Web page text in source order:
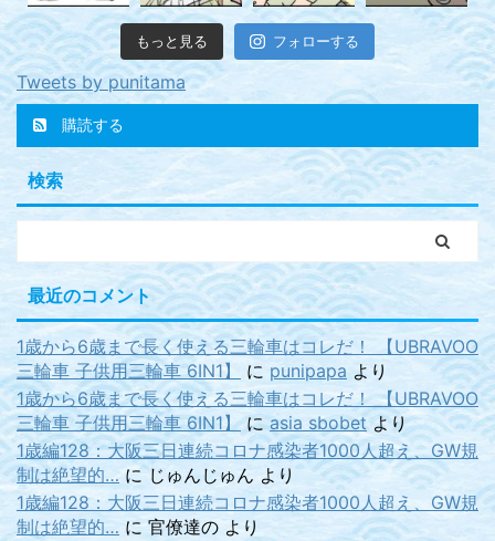
もっと見る フォローする
Tweets by punitama
購読する
検索
最近のコメント
1歳から6歳まで長く使える三輪車はコレだ！ 【UBRAVOO
三輪車 子供用三輪車 6IN1】
に punipapa より
1歳から6歳まで長く使える三輪車はコレだ！ 【UBRAVOO
三輪車 子供用三輪車 6IN1】 にasia sbobet より
1歳編128：大阪三日連続コロナ感染者1000人超え、GW規
制は絶望的… にじゅんじゅん より
1歳編128：大阪三日連続コロナ感染者1000人超え、GW規
制は絶望的… に 官僚達の より